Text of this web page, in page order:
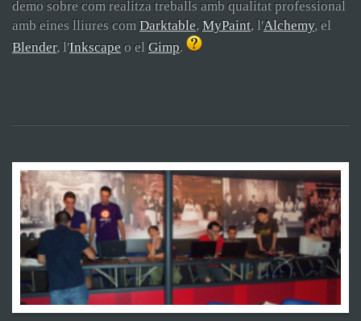
demo sobre com realitza treballs amb qualitat professional
amb eines lliures com Darktable, MyPaint, l'Alchemy, el
Blender, l'Inkscape o el Gimp.